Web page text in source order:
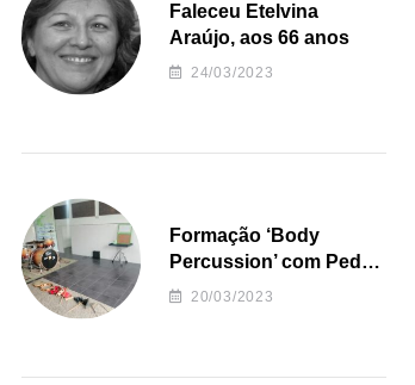
Faleceu Etelvina
Araújo, aos 66 anos
24/03/2023
Formação ‘Body
Percussion’ com Pedro
Almeida
20/03/2023